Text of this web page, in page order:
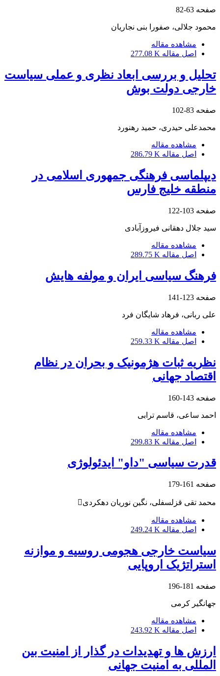
صفحه 63-82
محمود جلالی، صفورا بنی نجاریان
مشاهده مقاله
اصل مقاله 277.08 K
تحلیل و بررسی ابعاد نظری و عملی سیاست
خارجی دولت بوش
صفحه 83-102
محمدعلی حیدری، حمید رهنورد
مشاهده مقاله
اصل مقاله 286.79 K
دیپلماسی فرهنگی جمهوری اسلامی در
منطقه خلیج فارس
صفحه 103-122
سید جلال دهقانی فیروزآبادی
مشاهده مقاله
اصل مقاله 289.75 K
فرهنگ سیاسی ایران و مولفه هایش
صفحه 123-141
علی ربانی، فرهاد شایگان فرد
مشاهده مقاله
اصل مقاله 259.33 K
نظریه ثبات هژمونیک و بحران در نظام
اقتصاد جهانی
صفحه 143-160
احمد ساعی، قاسم ترابی
مشاهده مقاله
اصل مقاله 299.83 K
قدرت سیاسی "داو" ایدئولوژی
صفحه 161-179
محمد تقی قزلسفلی، نگین نوریان دهکردی
مشاهده مقاله
اصل مقاله 249.24 K
سیاست خارجی هجومی روسیه و موازنه
استراتژیک اروپایی
صفحه 181-196
جهانگیر کرمی
مشاهده مقاله
اصل مقاله 243.92 K
ارزش ها و تهدیدات در گذار از امنیت بین
المللی به امنیت جهانی